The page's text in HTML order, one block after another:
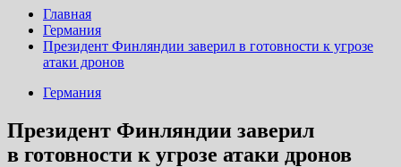
Главная
Германия
Президент Финляндии заверил в готовности к угрозе
атаки дронов
Германия
Президент Финляндии заверил
в готовности к угрозе атаки дронов